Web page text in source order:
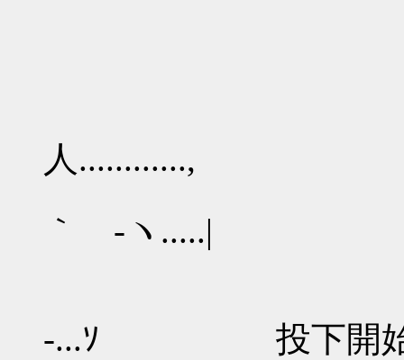
人............,
｀ -ヽ.....|
-...ｿ 投下開始し